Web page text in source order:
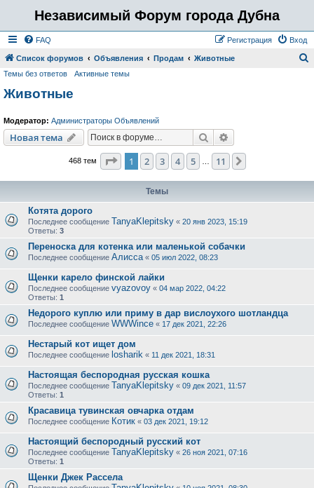
Независимый Форум города Дубна
FAQ Вход
Регистрация
Список форумов Объявления Продам Животные
Темы без ответов Активные темы
Животные
Модератор: Администраторы Объявлений
Новая тема Поиск
468 тем Страница из 11
1 2 3 4 5 11
Темы
Котята дорого
Последнее сообщение TanyaKlepitsky « 20 янв 2023, 15:19
Ответы: 3
Переноска для котенка или маленькой собачки
Последнее сообщение Алисса « 05 июл 2022, 08:23
Щенки карело финской лайки
Последнее сообщение vyazovoy « 04 мар 2022, 04:22
Ответы: 1
Недорого куплю или приму в дар вислоухого шотландца
Последнее сообщение WWWince « 17 дек 2021, 22:26
Нестарый кот ищет дом
Последнее сообщение losharik « 11 дек 2021, 18:31
Настоящая беспородная русская кошка
Последнее сообщение TanyaKlepitsky « 09 дек 2021, 11:57
Ответы: 1
Красавица тувинская овчарка отдам
Последнее сообщение Котик « 03 дек 2021, 19:12
Настоящий беспородный русский кот
Последнее сообщение TanyaKlepitsky « 26 ноя 2021, 07:16
Ответы: 1
Щенки Джек Рассела